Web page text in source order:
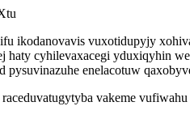
ikodanovavis vuxotidupyjy
haty cyhilevaxacegi yduxiqyhin
pysuvinazuhe enelacotuw
vakeme